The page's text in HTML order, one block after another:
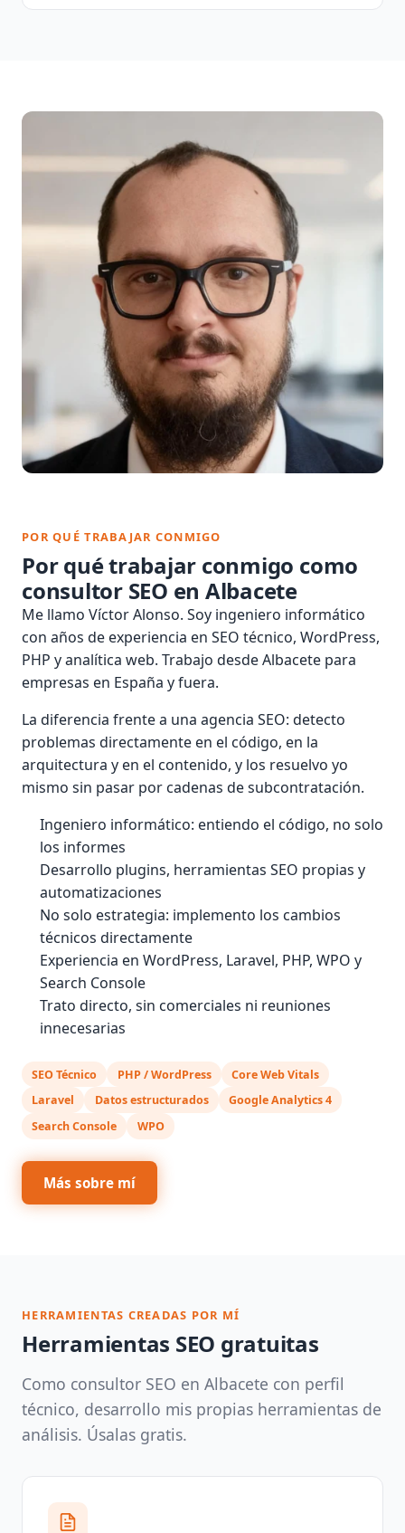
POR QUÉ TRABAJAR CONMIGO
Por qué trabajar conmigo como
consultor SEO en Albacete
Me llamo Víctor Alonso. Soy ingeniero informático
con años de experiencia en SEO técnico, WordPress,
PHP y analítica web. Trabajo desde Albacete para
empresas en España y fuera.
La diferencia frente a una agencia SEO: detecto
problemas directamente en el código, en la
arquitectura y en el contenido, y los resuelvo yo
mismo sin pasar por cadenas de subcontratación.
Ingeniero informático: entiendo el código, no solo
los informes
Desarrollo plugins, herramientas SEO propias y
automatizaciones
No solo estrategia: implemento los cambios
técnicos directamente
Experiencia en WordPress, Laravel, PHP, WPO y
Search Console
Trato directo, sin comerciales ni reuniones
innecesarias
SEO Técnico PHP / WordPress
Core Web Vitals
Laravel
Datos estructurados
Google Analytics 4
Search Console
WPO
Más sobre mí
HERRAMIENTAS CREADAS POR MÍ
Herramientas SEO gratuitas
Como consultor SEO en Albacete con perfil
técnico, desarrollo mis propias herramientas de
análisis. Úsalas gratis.